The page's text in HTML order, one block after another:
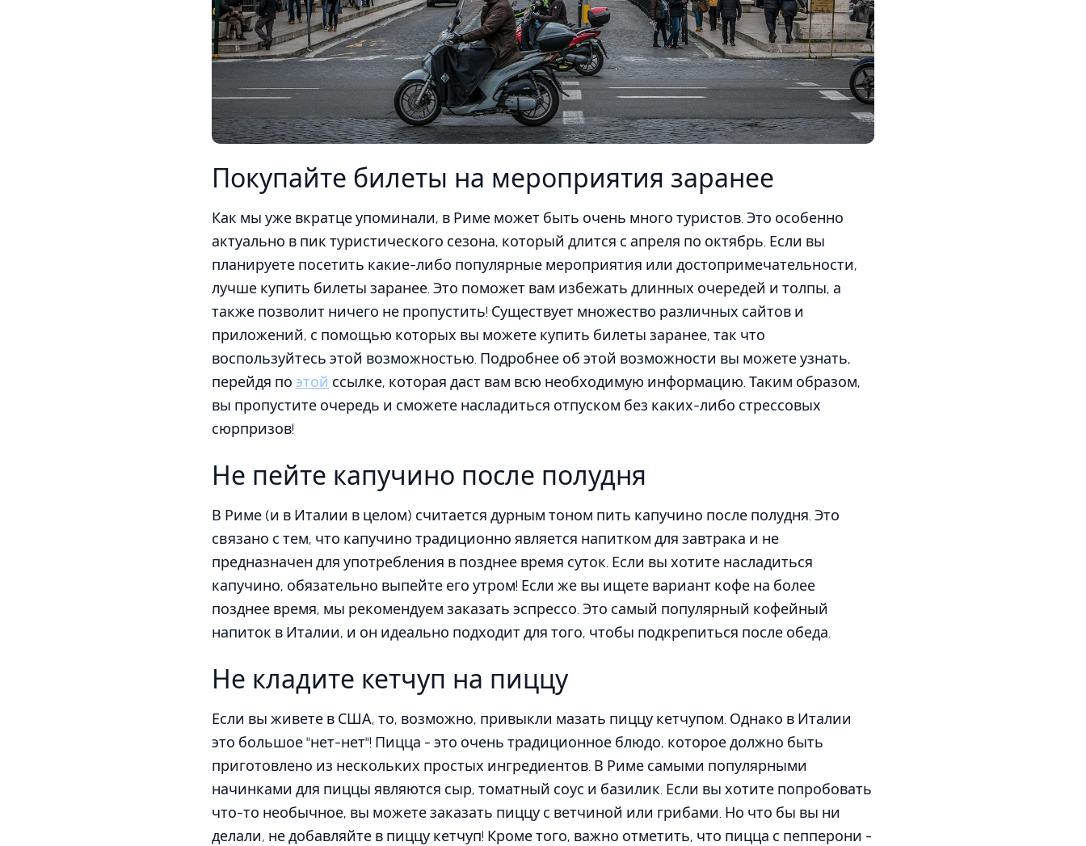
Покупайте билеты на мероприятия заранее
Как мы уже вкратце упоминали, в Риме может быть очень много туристов. Это особенно
актуально в пик туристического сезона, который длится с апреля по октябрь. Если вы
планируете посетить какие-либо популярные мероприятия или достопримечательности,
лучше купить билеты заранее. Это поможет вам избежать длинных очередей и толпы, а
также позволит ничего не пропустить! Существует множество различных сайтов и
приложений, с помощью которых вы можете купить билеты заранее, так что
воспользуйтесь этой возможностью. Подробнее об этой возможности вы можете узнать,
перейдя по этой ссылке, которая даст вам всю необходимую информацию. Таким образом,
вы пропустите очередь и сможете насладиться отпуском без каких-либо стрессовых
сюрпризов!
Не пейте капучино после полудня
В Риме (и в Италии в целом) считается дурным тоном пить капучино после полудня. Это
связано с тем, что капучино традиционно является напитком для завтрака и не
предназначен для употребления в позднее время суток. Если вы хотите насладиться
капучино, обязательно выпейте его утром! Если же вы ищете вариант кофе на более
позднее время, мы рекомендуем заказать эспрессо. Это самый популярный кофейный
напиток в Италии, и он идеально подходит для того, чтобы подкрепиться после обеда.
Не кладите кетчуп на пиццу
Если вы живете в США, то, возможно, привыкли мазать пиццу кетчупом. Однако в Италии
это большое "нет-нет"! Пицца - это очень традиционное блюдо, которое должно быть
приготовлено из нескольких простых ингредиентов. В Риме самыми популярными
начинками для пиццы являются сыр, томатный соус и базилик. Если вы хотите попробовать
что-то необычное, вы можете заказать пиццу с ветчиной или грибами. Но что бы вы ни
делали, не добавляйте в пиццу кетчуп! Кроме того, важно отметить, что пицца с пепперони -